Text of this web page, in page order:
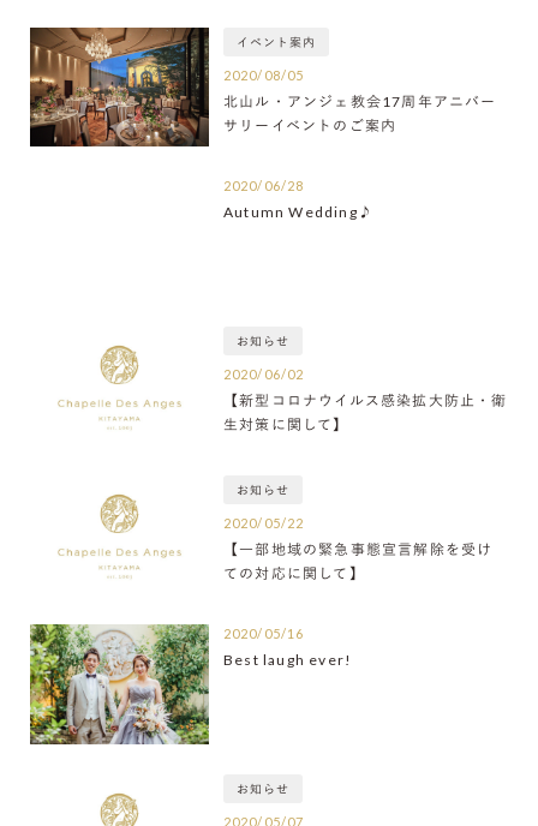
イベント案内
2020/08/05
北山ル・アンジェ教会17周年アニバー
サリーイベントのご案内
2020/06/28
Autumn Wedding♪
お知らせ
2020/06/02
【新型コロナウイルス感染拡大防止・衛
生対策に関して】
お知らせ
2020/05/22
【一部地域の緊急事態宣言解除を受け
ての対応に関して】
2020/05/16
Best laugh ever!
お知らせ
2020/05/07